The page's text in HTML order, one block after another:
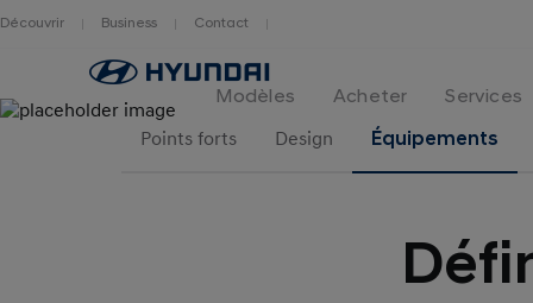
Découvrir Business Contact
Hyundai
logo
Modèles Acheter
Services
Points forts
Design Équipements